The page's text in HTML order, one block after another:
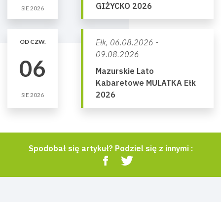
SIE 2026
GIŻYCKO 2026
OD CZW.
06
SIE 2026
Ełk, 06.08.2026 -
09.08.2026
Mazurskie Lato
Kabaretowe MULATKA Ełk
2026
Spodobał się artykuł? Podziel się z innymi :